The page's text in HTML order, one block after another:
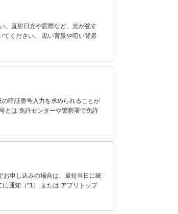
。直射日光や窓際など、光が強す
てください。 黒い背景や暗い背景
暗証番号入力を求められることが
とは 免許センターや警察署で免許
お申し込みの場合は、最短当日に確
通知（*1） または アプリトップ